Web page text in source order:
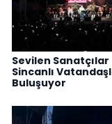
Sevilen Sanatçılar
Sincanlı
Buluşuyor